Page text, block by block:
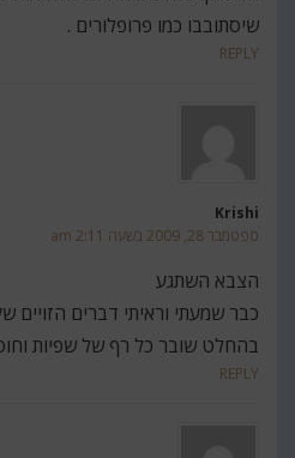
שיסתובבו כמו פרופלורים .
REPLY
Krishi
ספטמבר 28, 2009 בשעה 2:11 am
הצבא השתגע
כבר שמעתי וראיתי דברים הזויים
בהחלט שובר כל רף של שפיות
REPLY